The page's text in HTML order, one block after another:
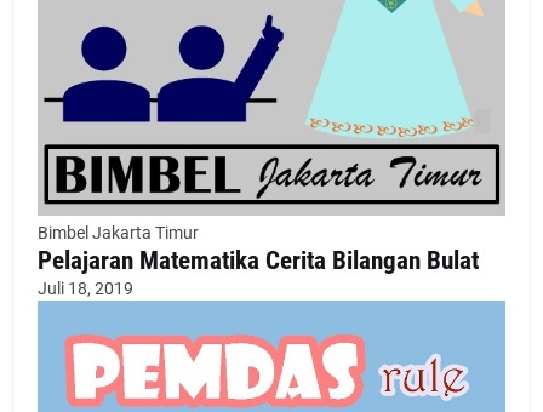
Bimbel Jakarta Timur
Pelajaran Matematika Cerita Bilangan Bulat
Juli 18, 2019